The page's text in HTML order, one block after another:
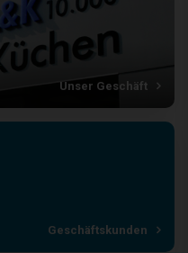
Unser Geschäft
Geschäftskunden